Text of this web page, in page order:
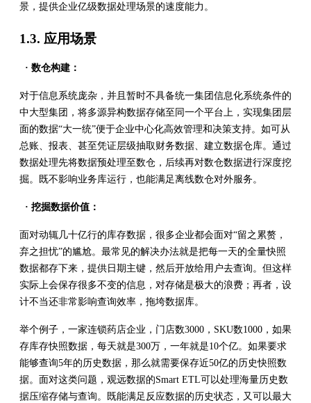
景，提供企业亿级数据处理场景的速度能力。
1.3. 应用场景
· 数仓构建：
对于信息系统庞杂，并且暂时不具备统一集团信息化系统条件的
中大型集团，将多源异构数据存储至同一个平台上，实现集团层
面的数据“大一统”便于企业中心化高效管理和决策支持。如可从
总账、报表、甚至凭证层级抽取财务数据、建立数据仓库。通过
数据处理先将数据预处理至数仓，后续再对数仓数据进行深度挖
掘。既不影响业务库运行，也能满足离线数仓对外服务。
· 挖掘数据价值：
面对动辄几十亿行的库存数据，很多企业都会面对“留之累赘，
弃之担忧”的尴尬。最常见的解决办法就是把每一天的全量快照
数据都存下来，提供日期主键，然后开放给用户去查询。但这样
实际上会保存很多不变的信息，对存储是极大的浪费；再者，设
计不当还非常影响查询效率，拖垮数据库。
举个例子，一家连锁药店企业，门店数3000，SKU数1000，如果
存库存快照数据，每天就是300万，一年就是10个亿。如果要求
能够查询5年的历史数据，那么就需要保存近50亿的历史快照数
据。面对这类问题，观远数据的Smart ETL可以处理海量历史数
据压缩存储与查询。既能满足反应数据的历史状态，又可以最大